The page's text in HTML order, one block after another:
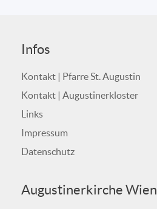
Infos
Kontakt | Pfarre St. Augustin
Kontakt | Augustinerkloster
Links
Impressum
Datenschutz
Augustinerkirche Wien